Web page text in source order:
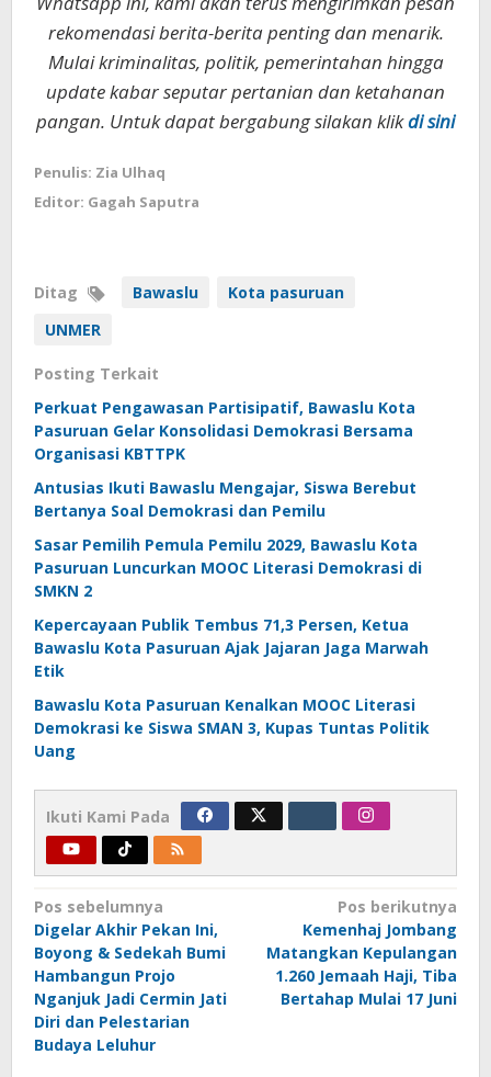
rekomendasi berita-berita penting dan menarik.
Mulai kriminalitas, politik, pemerintahan hingga
update kabar seputar pertanian dan ketahanan
pangan. Untuk dapat bergabung silakan klikdi sini
Penulis: Zia Ulhaq
Editor: Gagah Saputra
Ditag Bawaslu
Kota pasuruan
UNMER
Posting Terkait
Perkuat Pengawasan Partisipatif, Bawaslu Kota
Pasuruan Gelar Konsolidasi Demokrasi Bersama
Organisasi KBTTPK
Antusias Ikuti Bawaslu Mengajar, Siswa Berebut
Bertanya Soal Demokrasi dan Pemilu
Sasar Pemilih Pemula Pemilu 2029, Bawaslu Kota
Pasuruan Luncurkan MOOC Literasi Demokrasi di
SMKN 2
Kepercayaan Publik Tembus 71,3 Persen, Ketua
Bawaslu Kota Pasuruan Ajak Jajaran Jaga Marwah
Etik
Bawaslu Kota Pasuruan Kenalkan MOOC Literasi
Demokrasi ke Siswa SMAN 3, Kupas Tuntas Politik
Uang
Ikuti Kami Pada
Navigasi
pos
Pos sebelumnya
Digelar Akhir Pekan Ini,
Boyong & Sedekah Bumi
Hambangun Projo
Nganjuk Jadi Cermin Jati
Diri dan Pelestarian
Budaya Leluhur
Pos berikutnya
Kemenhaj Jombang
Matangkan Kepulangan
1.260 Jemaah Haji, Tiba
Bertahap Mulai 17 Juni